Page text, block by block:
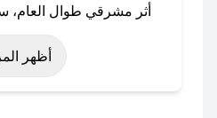
أثر مشرقي طوال العام،
عيد الفطر، عيد
نوفمبر)، رمضان، اليوم
أظهر